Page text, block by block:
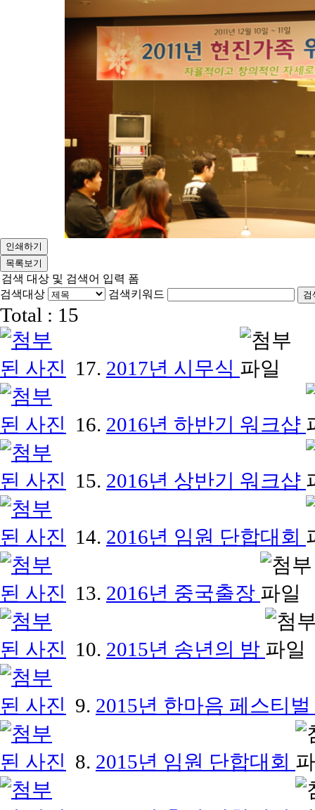
인쇄하기
목록보기
검색 대상 및 검색어 입력 폼
검색대상
검색키워드 검
Total : 15
17. 2017년 시무식
16. 2016년 하반기 워크샵
15. 2016년 상반기 워크샵
14. 2016년 임원 단합대회
13. 2016년 중국출장
10. 2015년 송년의 밤
9. 2015년 한마음 페스티벌
8. 2015년 임원 단합대회